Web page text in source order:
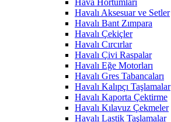
Hava Hortumları
Havalı Aksesuar ve Setler
Havalı Bant Zımpara
Havalı Çekiçler
Havalı Cırcırlar
Havalı Çivi Raspalar
Havalı Eğe Motorları
Havalı Gres Tabancaları
Havalı Kalıpçı Taşlamalar
Havalı Kaporta Çektirme
Havalı Kılavuz Çekmeler
Havalı Lastik Taşlamalar